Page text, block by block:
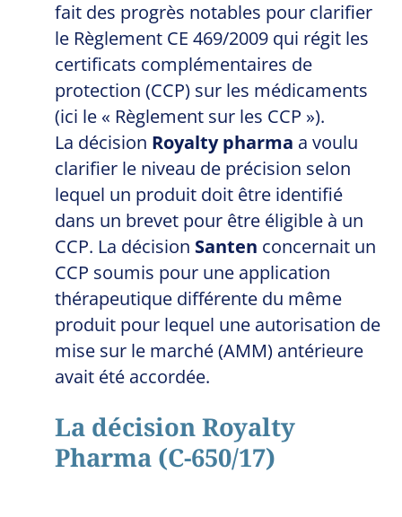
fait des progrès notables pour clarifier
le Règlement CE 469/2009 qui régit les
certificats complémentaires de
protection (CCP) sur les médicaments
(ici le « Règlement sur les CCP »).
La décision Royalty pharma a voulu
clarifier le niveau de précision selon
lequel un produit doit être identifié
dans un brevet pour être éligible à un
CCP. La décision Santen concernait un
CCP soumis pour une application
thérapeutique différente du même
produit pour lequel une autorisation de
mise sur le marché (AMM) antérieure
avait été accordée.
La décision Royalty
Pharma (C-650/17)